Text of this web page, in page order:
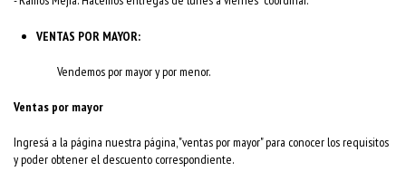
VENTAS POR MAYOR:
Vendemos por mayor y por menor.
Ventas por mayor
Ingresá a la página nuestra página, "ventas por mayor" para conocer los requisitos
y poder obtener el descuento correspondiente.